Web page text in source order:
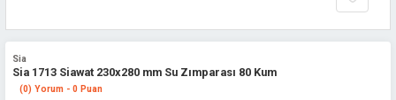
Sia
Sia 1713 Siawat 230x280 mm Su Zımparası 80 Kum
(0) Yorum - 0 Puan